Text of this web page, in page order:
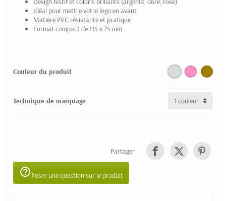
Idéal pour mettre votre logo en avant
Matière PVC résistante et pratique
Format compact de 115 x 75 mm
Couleur du produit
Technique de marquage
Partager
help_outlinePoser une question sur le produit